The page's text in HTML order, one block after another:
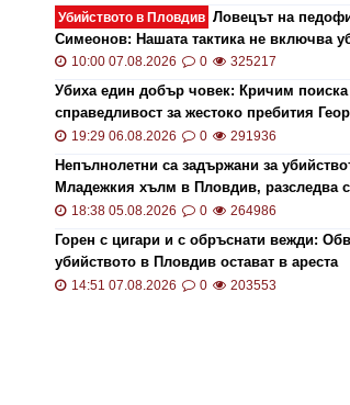
Убийството в Пловдив Ловецът на
Симеонов: Нашата тактика не включва
10:00 07.08.2026 0 325217
Убиха един добър човек: Кричим поиска
справедливост за жестоко пребития
и ВИДЕО
19:29 06.08.2026 0 291936
Непълнолетни са задържани за
Младежкия хълм в Пловдив, разследва
хомофобски мотив
18:38 05.08.2026 0 264986
Горен с цигари и с обръснати вежди:
убийството в Пловдив остават в ареста
14:51 07.08.2026 0 203553